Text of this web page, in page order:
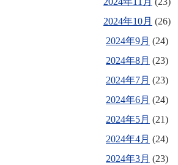
2024年10月 (26)
2024年9月 (24)
2024年8月 (23)
2024年7月 (23)
2024年6月 (24)
2024年5月 (21)
2024年4月 (24)
2024年3月 (23)